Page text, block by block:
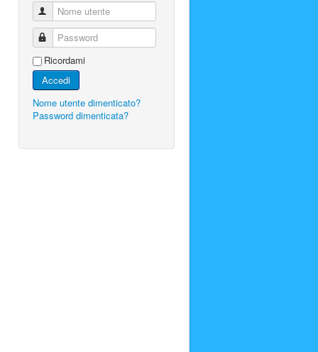
Nome utente
Password
Ricordami
Accedi
Nome utente dimenticato?
Password dimenticata?